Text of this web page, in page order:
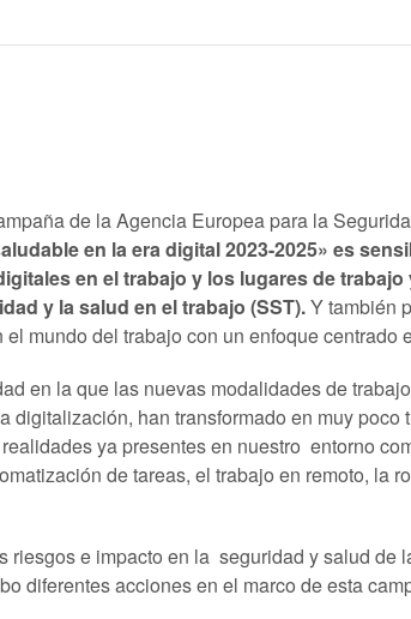
de la Agencia Europea para la
en la era digital 2023-2025» es
en el trabajo y los lugares de
y la salud en el trabajo (SST).Y también
mundo del trabajo con un enfoque centrado
en la que las nuevas modalidades de
digitalización, han transformado en muy poco
ya presentes en nuestro entorno
de tareas, el trabajo en remoto, la
e impacto en la seguridad y salud de
diferentes acciones en el marco de esta